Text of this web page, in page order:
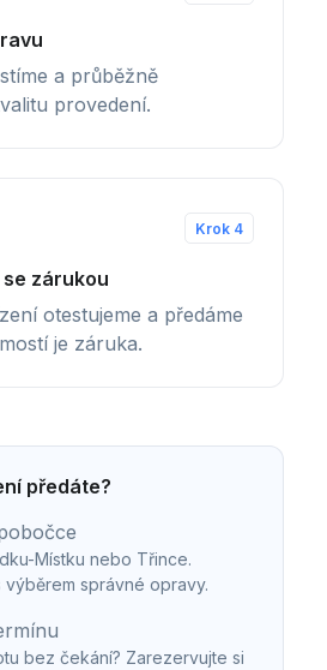
a průběžně
provedení.
Krok 4
zárukou
otestujeme a předáme
je záruka.
předáte?
Místku nebo Třince.
výběrem správné opravy.
bez čekání? Zarezervujte si